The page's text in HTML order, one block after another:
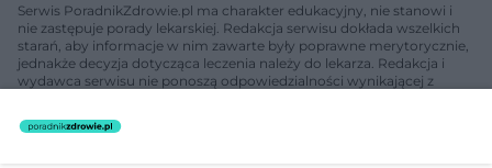
Serwis PoradnikZdrowie.pl ma charakter edukacyjny, nie stanowi i
nie zastępuje porady lekarskiej. Redakcja serwisu dokłada wszelkich
starań, aby informacje w nim zawarte były poprawne merytorycznie,
jednakże decyzja dotycząca leczenia należy do lekarza. Redakcja i
wydawca serwisu nie ponoszą odpowiedzialności wynikającej z
świadczeń zdrowotnych w rozumieniu art. 3 ust 1 ustawy o